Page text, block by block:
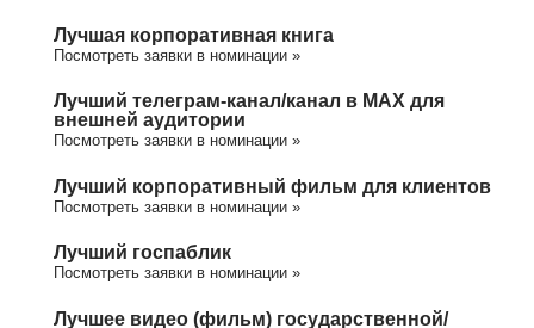
Лучшая корпоративная книга
Посмотреть заявки в номинации »
Лучший телеграм-канал/канал в МАХ для
внешней аудитории
Посмотреть заявки в номинации »
Лучший корпоративный фильм для клиентов
Посмотреть заявки в номинации »
Лучший госпаблик
Посмотреть заявки в номинации »
Лучшее видео (фильм) государственной/